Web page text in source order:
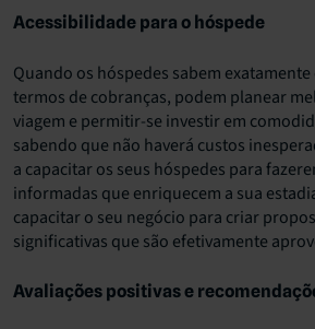
Acessibilidade para o hóspede
Quando os hóspedes sabem
termos de cobranças, podem planear
viagem e permitir-se investir em
sabendo que não haverá custos
a capacitar os seus hóspedes para
informadas que enriquecem a sua
capacitar o seu negócio para criar
significativas que são efetivamente
Avaliações positivas e